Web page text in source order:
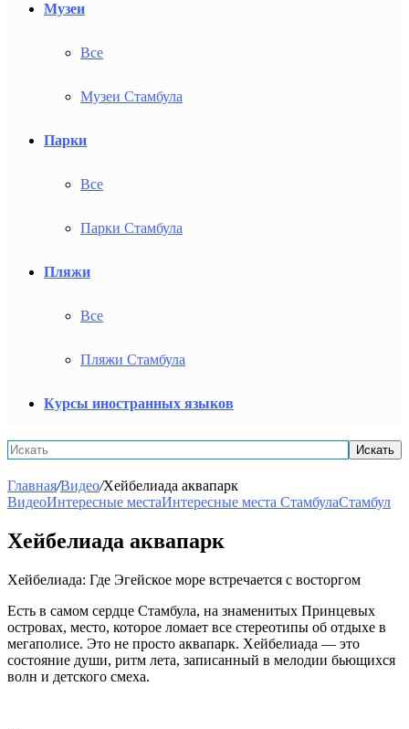
Музеи
Все
Музеи Стамбула
Парки
Все
Парки Стамбула
Пляжи
Все
Пляжи Стамбула
Курсы иностранных языков
Искать
Главная/Видео/Хейбелиада аквапарк
ВидеоИнтересные местаИнтересные места СтамбулаСтамбул
Хейбелиада аквапарк
Хейбелиада: Где Эгейское море встречается с восторгом
Есть в самом сердце Стамбула, на знаменитых Принцевых
островах, место, которое ломает все стереотипы об отдыхе в
мегаполисе. Это не просто аквапарк. Хейбелиада — это
состояние души, ритм лета, записанный в мелодии бьющихся
волн и детского смеха.